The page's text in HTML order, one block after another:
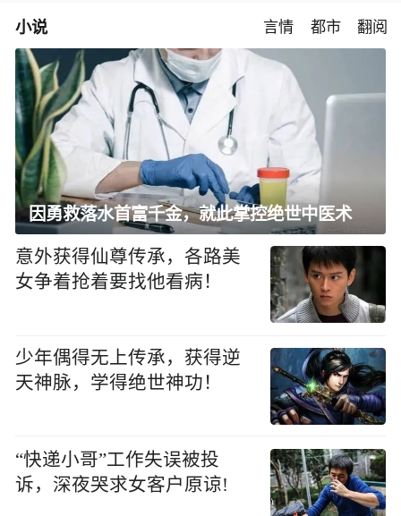
小说 言情 都市 翻阅
因勇救落水首富千金，就此掌控绝世中医术
意外获得仙尊传承，各路美
女争着抢着要找他看病！
少年偶得无上传承，获得逆
天神脉，学得绝世神功！
“快递小哥”工作失误被投
诉，深夜哭求女客户原谅!